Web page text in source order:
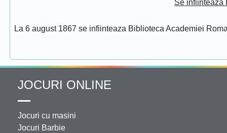
Se infiinteaza
La 6 august 1867 se infiinteaza Biblioteca Academiei
JOCURI ONLINE
Jocuri cu masini
Jocuri Barbie